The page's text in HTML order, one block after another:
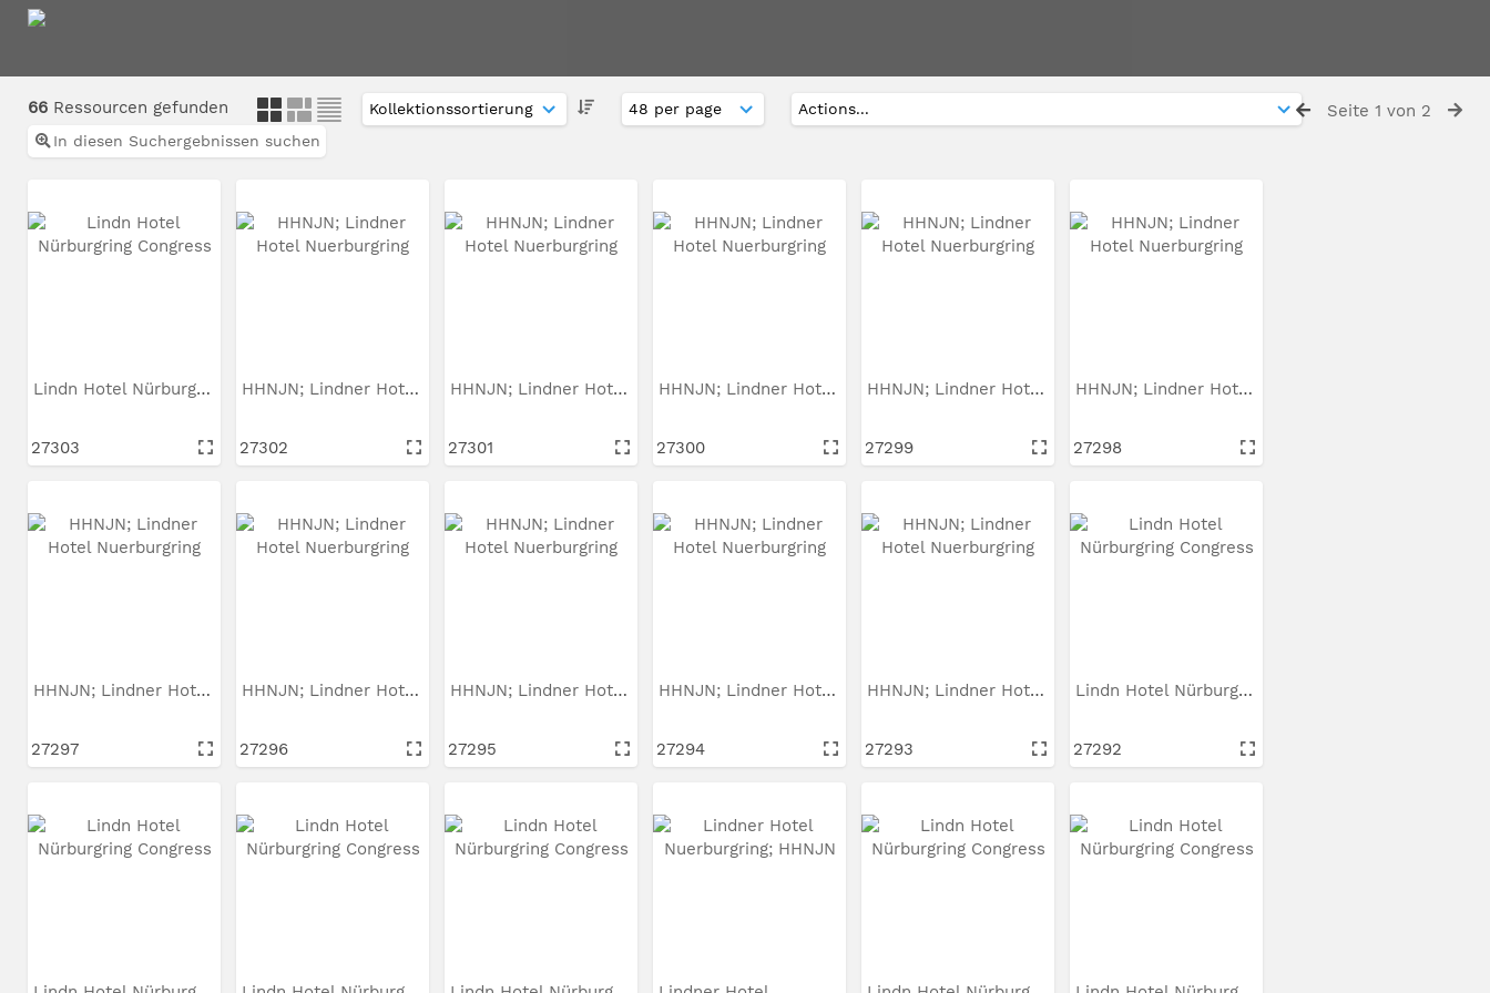
66 Ressourcen gefunden
In diesen Suchergebnissen suchen
Seite 1 von 2
Lindn Hotel Nürburgring...
27303
HHNJN; Lindner Hotel...
27302
HHNJN; Lindner Hotel...
27301
HHNJN; Lindner Hotel...
27300
HHNJN; Lindner Hotel...
27299
HHNJN; Lindner Hotel...
27298
HHNJN; Lindner Hotel...
27297
HHNJN; Lindner Hotel...
27296
HHNJN; Lindner Hotel...
27295
HHNJN; Lindner Hotel...
27294
HHNJN; Lindner Hotel...
27293
Lindn Hotel Nürburgring...
27292